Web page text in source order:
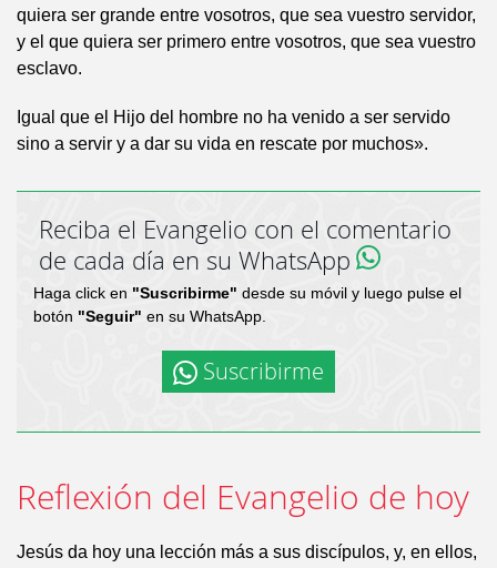
quiera ser grande entre vosotros, que sea vuestro servidor,
y el que quiera ser primero entre vosotros, que sea vuestro
esclavo.
Igual que el Hijo del hombre no ha venido a ser servido
sino a servir y a dar su vida en rescate por muchos».
Reciba el Evangelio con el comentario
de cada día en su WhatsApp
Haga click en "Suscribirme" desde su móvil y luego pulse el
botón "Seguir" en su WhatsApp.
Suscribirme
Reflexión del Evangelio de hoy
Jesús da hoy una lección más a sus discípulos, y, en ellos,